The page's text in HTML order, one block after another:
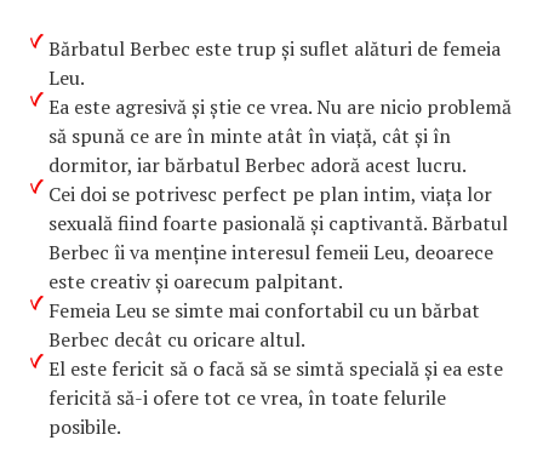
Bărbatul Berbec este trup și suflet alături de femeia
Leu.
Ea este agresivă și știe ce vrea. Nu are nicio problemă
să spună ce are în minte atât în viață, cât și în
dormitor, iar bărbatul Berbec adoră acest lucru.
Cei doi se potrivesc perfect pe plan intim, viața lor
sexuală fiind foarte pasională și captivantă. Bărbatul
Berbec îi va menține interesul femeii Leu, deoarece
este creativ și oarecum palpitant.
Femeia Leu se simte mai confortabil cu un bărbat
Berbec decât cu oricare altul.
El este fericit să o facă să se simtă specială și ea este
fericită să-i ofere tot ce vrea, în toate felurile
posibile.